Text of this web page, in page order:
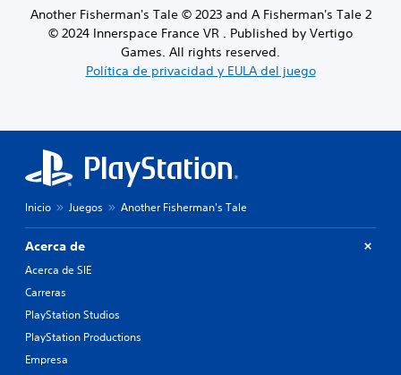
Another Fisherman's Tale © 2023 and A Fisherman's Tale 2
© 2024 Innerspace France VR . Published by Vertigo
Games. All rights reserved.
Política de privacidad y EULA del juego
Inicio Juegos Another Fisherman's Tale
Acerca de
Acerca de SIE
Carreras
PlayStation Studios
PlayStation Productions
Empresa